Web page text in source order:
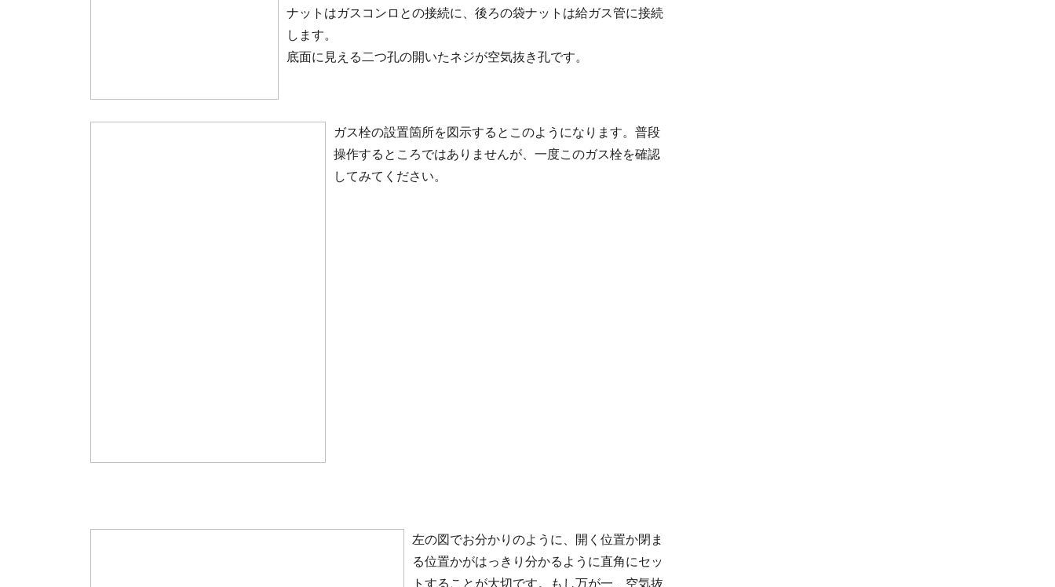
ナットはガスコンロとの接続に、後ろの袋ナットは給ガス管に接続
します。
底面に見える二つ孔の開いたネジが空気抜き孔です。
ガス栓の設置箇所を図示するとこのようになります。普段
操作するところではありませんが、一度このガス栓を確認
してみてください。
左の図でお分かりのように、開く位置か閉ま
る位置かがはっきり分かるように直角にセッ
トすることが大切です。もし万が一、空気抜